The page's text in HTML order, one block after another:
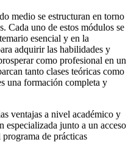
medio se estructuran en torno
Cada uno de estos módulos se
esencial y en la
adquirir las habilidades y
como profesional en un
tanto clases teóricas como
una formación completa y
ventajas a nivel académico y
especializada junto a un acceso
de prácticas